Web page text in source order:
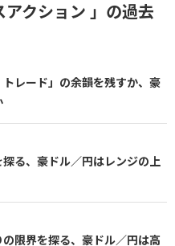
アクション 」の過去
トレード」の余韻を残すか、豪
る、豪ドル／円はレンジの上
の限界を探る、豪ドル／円は高